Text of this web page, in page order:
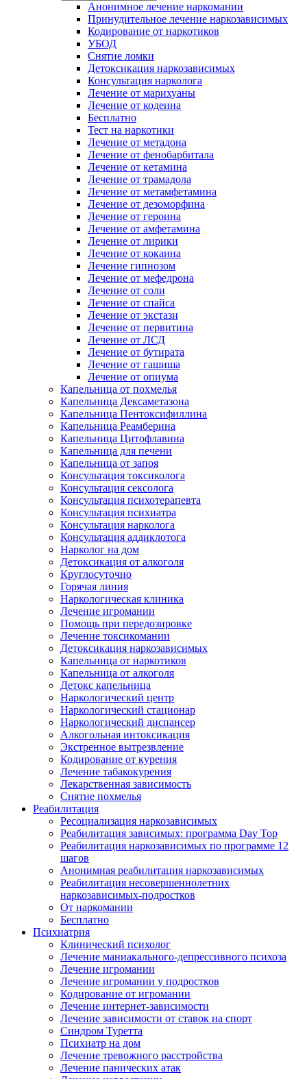
Анонимное лечение наркомании
Принудительное лечение наркозависимых
Кодирование от наркотиков
УБОД
Снятие ломки
Детоксикация наркозависимых
Консультация нарколога
Лечение от марихуаны
Лечение от кодеина
Бесплатно
Тест на наркотики
Лечение от метадона
Лечение от фенобарбитала
Лечение от кетамина
Лечение от трамадола
Лечение от метамфетамина
Лечение от дезоморфина
Лечение от героина
Лечение от амфетамина
Лечение от лирики
Лечение от кокаина
Лечение гипнозом
Лечение от мефедрона
Лечение от соли
Лечение от спайса
Лечение от экстази
Лечение от первитина
Лечение от ЛСД
Лечение от бутирата
Лечение от гашиша
Лечение от опиума
Капельница от похмелья
Капельница Дексаметазона
Капельница Пентоксифиллина
Капельница Реамберина
Капельница Цитофлавина
Капельница для печени
Капельница от запоя
Консультация токсиколога
Консультация сексолога
Консультация психотерапевта
Консультация психиатра
Консультация нарколога
Консультация аддиклотога
Нарколог на дом
Детоксикация от алкоголя
Круглосуточно
Горячая линия
Наркологическая клиника
Лечение игромании
Помощь при передозировке
Лечение токсикомании
Детоксикация наркозависимых
Капельница от наркотиков
Капельница от алкоголя
Детокс капельница
Наркологический центр
Наркологический стационар
Наркологический диспансер
Алкогольная интоксикация
Экстренное вытрезвление
Кодирование от курения
Лечение табакокурения
Лекарственная зависимость
Снятие похмелья
Реабилитация
Ресоциализация наркозависимых
Реабилитация зависимых: программа Day Top
Реабилитация наркозависимых по программе 12
шагов
Анонимная реабилитация наркозависимых
Реабилитация несовершеннолетних
наркозависимых-подростков
От наркомании
Бесплатно
Психиатрия
Клинический психолог
Лечение маниакального-депрессивного психоза
Лечение игромании
Лечение игромании у подростков
Кодирование от игромании
Лечение интернет-зависимости
Лечение зависимости от ставок на спорт
Синдром Туретта
Психиатр на дом
Лечение тревожного расстройства
Лечение панических атак